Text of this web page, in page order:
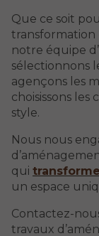
Que ce soit
transformation
notre équipe
sélectionnons
agençons les
choisissons
style.
Nous nous
qui
un espace
Contactez-
travaux